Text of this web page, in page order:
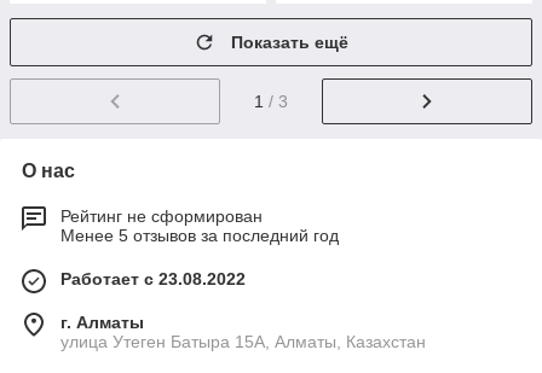
Показать ещё
1 / 3
О нас
Рейтинг не сформирован
Менее 5 отзывов за последний год
Работает с 23.08.2022
г. Алматы
улица Утеген Батыра 15А, Алматы, Казахстан